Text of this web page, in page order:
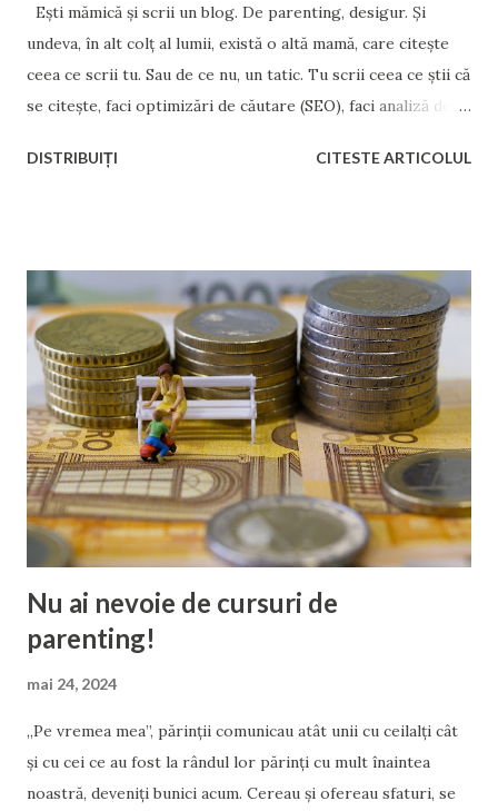
Ești mămică și scrii un blog. De parenting, desigur. Și
undeva, în alt colț al lumii, există o altă mamă, care citește
ceea ce scrii tu. Sau de ce nu, un tatic. Tu scrii ceea ce știi că
se citește, faci optimizări de căutare (SEO), faci analiză de
optimizezi site-ul pentru o indexare mai rapidă, și îți
nimic de indexare și de page rank. Și nici nu o interesează.
Pe ea o interesează să afle informații relevante care să-i
facă viața de mamă mai ușoară. Sau poate caută doar relatări
sincere cu care poate rezona, în efortul de a-și valida că nu
e singură, că nu e insuficientă, și că va fi bine. Însă tu, fără
scrupule și fără repere morale, îi dai înainte cu ghidul tău
pentru o „educație parentală eficientă”: Crește stima de
sine a copilului Știi măca...
DISTRIBUIȚI CITESTE ARTICOLUL
Nu ai nevoie de cursuri de
parenting!
mai 24, 2024
„Pe vremea mea”, părinții comunicau atât unii cu ceilalți cât
și cu cei ce au fost la rândul lor părinți cu mult înaintea
noastră, deveniți bunici acum. Cereau și ofereau sfaturi, se